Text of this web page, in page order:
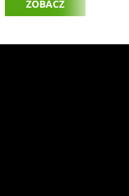
ZOBACZ